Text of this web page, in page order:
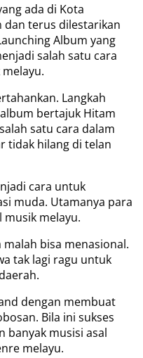
ada di Kota
dan terus dilestarikan
Album yang
salah satu cara
Langkah
bertajuk Hitam
satu cara dalam
tidak hilang di telan
cara untuk
muda. Utamanya para
musik melayu.
bisa menasional.
tak lagi ragu untuk
dengan membuat
Bila ini sukses
banyak musisi asal
melayu.